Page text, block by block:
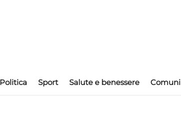
Politica Sport Salute e benessere Comuni